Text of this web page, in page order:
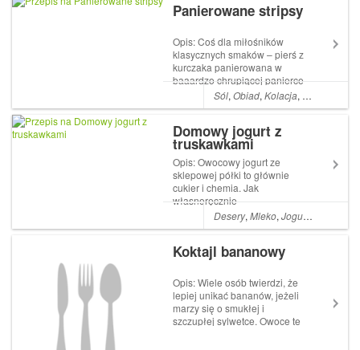
Zresztą sama nazwa znaczy
tyle co płomień. Teraz smaży
się placki na głębokim
tłuszczu. Skła...
Panierowane stripsy
Opis: Coś dla miłośników
klasycznych smaków – pierś z
kurczaka panierowana w
baaardzo chrupiącej panierce
usmażona na złoto.
Zapraszam do zapoznania się
znane i lubiane danie z
sieciówki fast food. Składniki:
1 podwójna pierś...
Sól,Obiad,Kolacja, Mleko
Domowy jogurt z
truskawkami
Opis: Owocowy jogurt ze
sklepowej półki to głównie
cukier i chemia. Jak
własnoręcznie
wyprodukować jogurt? To
proste! Wystarczy kilka
naturalnego, które należy
rozpuścić w mleku, umieścić
w cieple i trochę
poczekać. Wystarcz...
Desery,Mleko,Jogurt naturalny
Koktajl bananowy
Opis: Wiele osób twierdzi, że
lepiej unikać bananów, jeżeli
marzy się o smukłej i
szczupłej sylwetce. Owoce te